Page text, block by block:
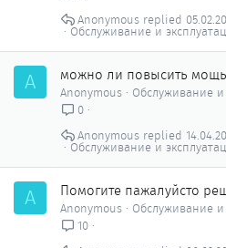
Обслуживание и
Anonymous
A можно ли повысить мощь
Anonymous
Обслуживание и
0
Обслуживание и
Anonymous
A Помогите пажалуйсто
Anonymous
Обслуживание и
10